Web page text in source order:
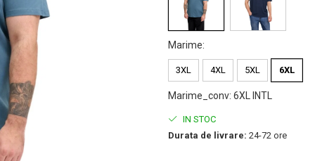
Marime:
3XL 4XL 5XL 6XL
Marime_conv: 6XL INTL
IN STOC
Durata de livrare: 24-72 ore